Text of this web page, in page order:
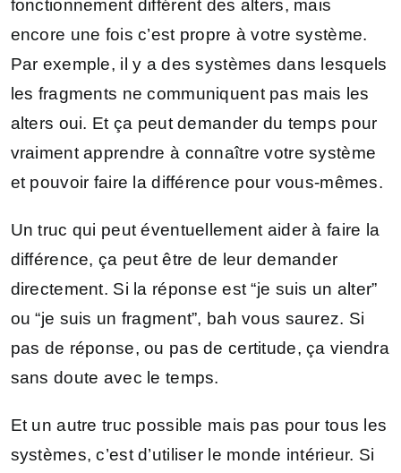
fonctionnement différent des alters, mais
encore une fois c’est propre à votre système.
Par exemple, il y a des systèmes dans lesquels
les fragments ne communiquent pas mais les
alters oui. Et ça peut demander du temps pour
vraiment apprendre à connaître votre système
et pouvoir faire la différence pour vous-mêmes.
Un truc qui peut éventuellement aider à faire la
différence, ça peut être de leur demander
directement. Si la réponse est “je suis un alter”
ou “je suis un fragment”, bah vous saurez. Si
pas de réponse, ou pas de certitude, ça viendra
sans doute avec le temps.
Et un autre truc possible mais pas pour tous les
systèmes, c’est d’utiliser le monde intérieur. Si